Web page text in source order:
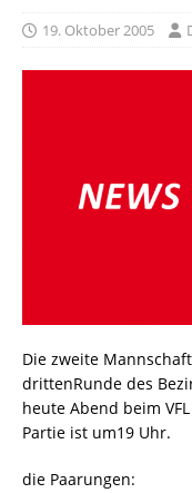
19. Oktober 2005
Die zweite
drittenRunde des
heute Abend beim
Partie ist um19 Uhr.
die Paarungen: